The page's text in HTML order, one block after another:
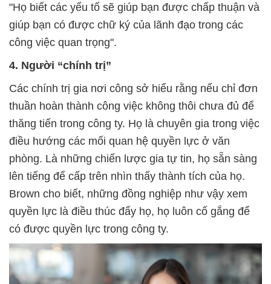
"Họ biết các yếu tố sẽ giúp bạn được chấp thuận và
giúp bạn có được chữ ký của lãnh đạo trong các
công việc quan trọng".
4. Người “chính trị”
Các chính trị gia nơi công sở hiểu rằng nếu chỉ đơn
thuần hoàn thành công việc không thôi chưa đủ để
thăng tiến trong công ty. Họ là chuyên gia trong việc
điều hướng các mối quan hệ quyền lực ở văn
phòng. Là những chiến lược gia tự tin, họ sẵn sàng
lên tiếng để cấp trên nhìn thấy thành tích của họ.
Brown cho biết, những đồng nghiệp như vậy xem
quyền lực là điều thúc đẩy họ, họ luôn cố gắng để
có được quyền lực trong công ty.